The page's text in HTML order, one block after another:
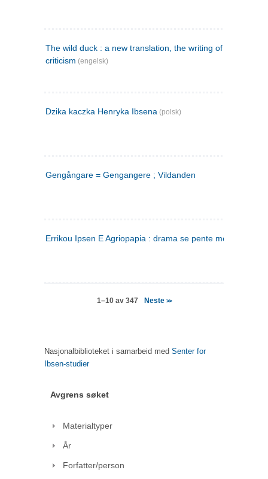
The wild duck : a new translation, the writing of the play,
criticism (engelsk)
Dzika kaczka Henryka Ibsena (polsk)
Gengångare = Gengangere ; Vildanden
Errikou Ipsen E Agriopapia : drama se pente mere
1–10 av 347 Neste >>
Nasjonalbiblioteket i samarbeid med Senter for
Ibsen-studier
Avgrens søket
Materialtyper
År
Forfatter/person